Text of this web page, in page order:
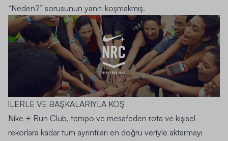
“Neden?” sorusunun yanıtı koşmakmış.
İLERLE VE BAŞKALARIYLA KOŞ
Nike + Run Club, tempo ve mesafeden rota ve kişisel
rekorlara kadar tüm ayrıntıları en doğru veriyle aktarmayı